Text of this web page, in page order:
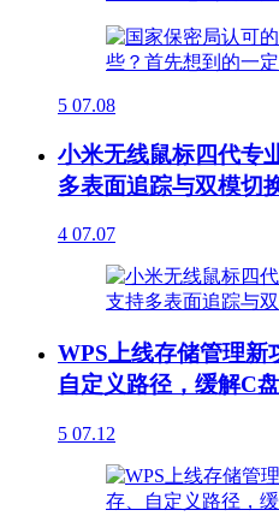
5 07.08
小米无线鼠标四代专
多表面追踪与双模切
4 07.07
WPS上线存储管理新
自定义路径，缓解C
5 07.12